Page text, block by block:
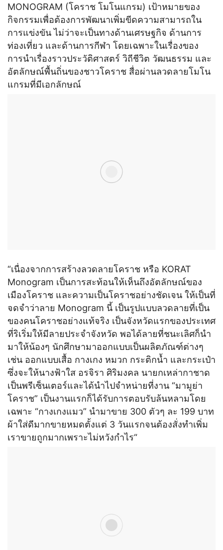
MONOGRAM (โคราช โมโนแกรม) เป้าหมายของ
กิจกรรมเพื่อต้องการพัฒนาเพิ่มขีดความสามารถใน
การแข่งขัน ไม่ว่าจะเป็นทางด้านเศรษฐกิจ ด้านการ
ท่องเที่ยว และด้านการกีฬา โดยเฉพาะในเรื่องของ
การนำเรื่องราวประวัติศาสตร์ วิถีชีวิต วัฒนธรรม และ
อัตลักษณ์พื้นถิ่นของชาวโคราช สื่อผ่านลวดลายโมโน
แกรมที่มีเอกลักษณ์
“เนื่องจากการสร้างลวดลายโคราช หรือ KORAT
Monogram เป็นการสะท้อนให้เห็นถึงอัตลักษณ์ของ
เมืองโคราช และความเป็นโคราชอย่างชัดเจน ให้เป็นที่
จดจำว่าลาย Monogram นี้ เป็นรูปแบบลวดลายที่เป็น
ของคนโคราชอย่างแท้จริง เป็นจังหวัดแรกของประเทศ
ที่ริเริ่มให้มีลายประจำจังหวัด พอได้ลายที่ชนะเลิศก็นำ
มาให้น้องๆ นักศึกษามาออกแบบเป็นผลิตภัณฑ์ต่างๆ
เช่น ออกแบบเสื้อ กางเกง หมวก กระติกน้ำ และกระเป๋า
ซึ่งจะให้นางฟ้าใส อรจิรา ศิริมงคล นายกเหล่ากาชาด
เป็นพรีเซ็นเตอร์และได้นำไปจำหน่ายที่งาน “มามูย่า
โคราช” เป็นงานแรกก็ได้รับการตอบรับล้นหลามโดย
เฉพาะ “กางเกงแมว” นำมาขาย 300 ตัวๆ ละ 199 บาท
ผ้าใส่ดีมากขายหมดตั้งแต่ 3 วันแรกจนต้องสั่งทำเพิ่ม
เราขายถูกมากเพราะไม่หวังกำไร“